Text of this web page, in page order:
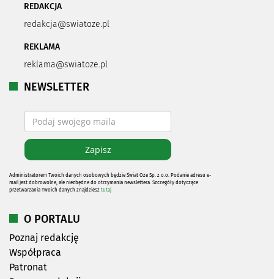
REDAKCJA
redakcja@swiatoze.pl
REKLAMA
reklama@swiatoze.pl
NEWSLETTER
Administratorem Twoich danych osobowych będzie Świat Oze Sp. z o.o. Podanie adresu e-
mail jest dobrowolne, ale niezbędne do otrzymania newslettera. Szczegóły dotyczące
przetwarzania Twoich danych znajdziesz tutaj
O PORTALU
Poznaj redakcję
Współpraca
Patronat